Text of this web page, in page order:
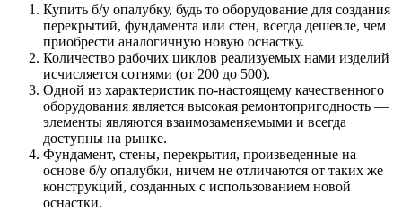
Купить б/у опалубку, будь то оборудование для создания
перекрытий, фундамента или стен, всегда дешевле, чем
приобрести аналогичную новую оснастку.
Количество рабочих циклов реализуемых нами изделий
исчисляется сотнями (от 200 до 500).
Одной из характеристик по-настоящему качественного
оборудования является высокая ремонтопригодность —
элементы являются взаимозаменяемыми и всегда
доступны на рынке.
Фундамент, стены, перекрытия, произведенные на
основе б/у опалубки, ничем не отличаются от таких же
конструкций, созданных с использованием новой
оснастки.